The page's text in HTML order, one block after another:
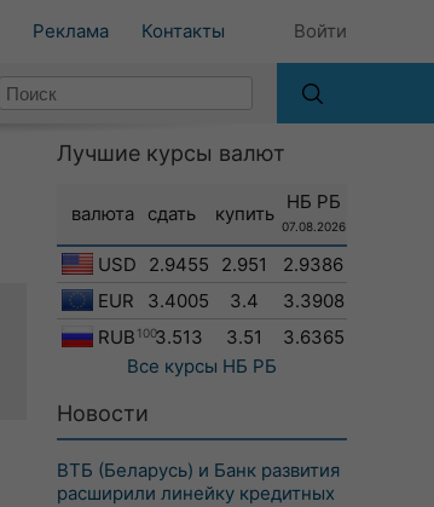
Реклама Контакты Войти
Лучшие курсы валют
валюта сдать купить
НБ РБ
07.08.2026
USD 2.9455 2.951
2.9386
EUR
3.4005 3.4
3.3908
RUB 1003.513 3.51
3.6365
Все курсы НБ РБ
Новости
ВТБ (Беларусь) и Банк развития
расширили линейку кредитных